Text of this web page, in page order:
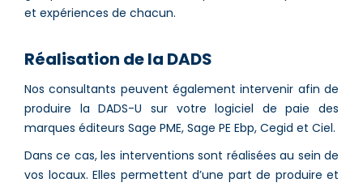
et expériences de chacun.
Réalisation de la DADS
Nos consultants peuvent également intervenir afin de
produire la DADS-U sur votre logiciel de paie des
marques éditeurs Sage PME, Sage PE Ebp, Cegid et Ciel.
Dans ce cas, les interventions sont réalisées au sein de
vos locaux. Elles permettent d’une part de produire et